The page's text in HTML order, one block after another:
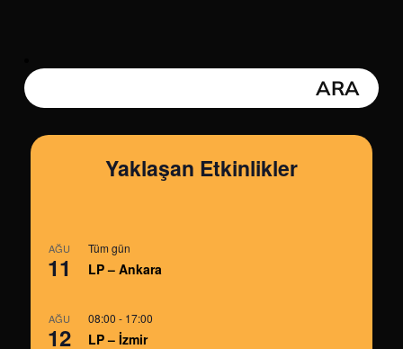
Yaklaşan Etkinlikler
AĞU
11
Tüm gün
LP – Ankara
AĞU
12
08:00 - 17:00
LP – İzmir